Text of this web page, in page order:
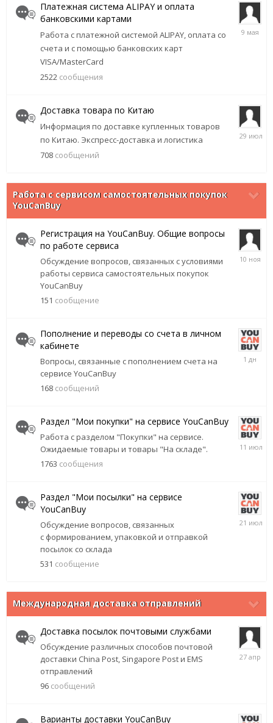
Платежная система ALIPAY и оплата
банковскими картами
Работа с платежной системой ALIPAY, оплата со
счета и с помощью банковских карт
VISA/MasterCard
2522 сообщения
9
Доставка товара по Китаю
Информация по доставке купленных товаров
по Китаю. Экспресс-доставка и логистика
708 сообщений
29
Работа с сервисом самостоятельных покупок
YouCanBuy
Регистрация на YouCanBuy. Общие вопросы
по работе сервиса
Обсуждение вопросов, связанных с условиями
работы сервиса самостоятельных покупок
YouCanBuy
151 сообщение
10
Пополнение и переводы со счета в личном
кабинете
Вопросы, связанные с пополнением счета на
сервисе YouCanBuy
168 сообщений
Раздел "Мои покупки" на сервисе YouCanBuy
Работа с разделом "Покупки" на сервисе.
Ожидаемые товары и товары "На складе".
1763 сообщения
11
Раздел "Мои посылки" на сервисе
YouCanBuy
Обсуждение вопросов, связанных
с формированием, упаковкой и отправкой
посылок со склада
531 сообщение
21
Международная доставка отправлений
Доставка посылок почтовыми службами
Обсуждение различных способов почтовой
доставки China Post, Singapore Post и EMS
отправлений
96 сообщений
27
апреля
Варианты доставки YouCanBuy